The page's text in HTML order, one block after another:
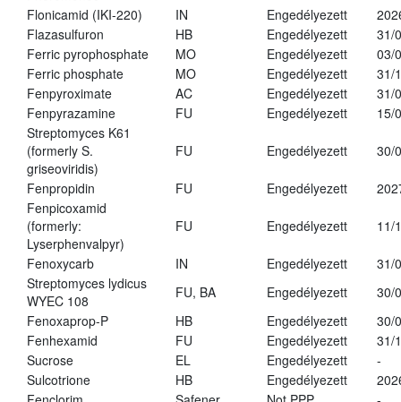
Flonicamid (IKI-220) IN Engedélyezett
Flazasulfuron
HB Engedélyezett
31/
Ferric pyrophosphate
MO Engedélyezett
03/
Ferric phosphate
MO Engedélyezett
31/
Fenpyroximate
AC Engedélyezett
31/
Fenpyrazamine
FU Engedélyezett
15/
Streptomyces K61
(formerly S.
griseoviridis)
FU Engedélyezett 30/
Fenpropidin FU Engedélyezett
Fenpicoxamid
(formerly:
Lyserphenvalpyr)
FU Engedélyezett 11/
Fenoxycarb IN Engedélyezett
31/
Streptomyces lydicus
WYEC 108
FU, BA Engedélyezett
30/
Fenoxaprop-P
HB Engedélyezett
30/
Fenhexamid
FU Engedélyezett
31/
Sucrose
EL Engedélyezett
-
Sulcotrione
HB Engedélyezett